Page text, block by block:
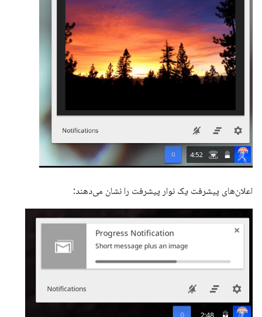
اعلان‌های پیشرفت یک نوار پیشرفت را نشان می‌دهند: